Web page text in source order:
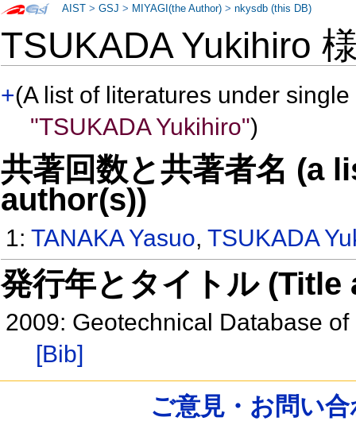
TSUKADA Yukihiro
+(A list of literatures under
"TSUKADA Yukihiro")
共著回数と共著者名 (a
author(s))
1:TANAKA Yasuo,TSUKADA
発行年とタイトル
2009: Geotechnical Database
[Bib]
AIST >GSJ > MIYAGI(the Author) >nkysdb (this DB)
ご意見・お問い